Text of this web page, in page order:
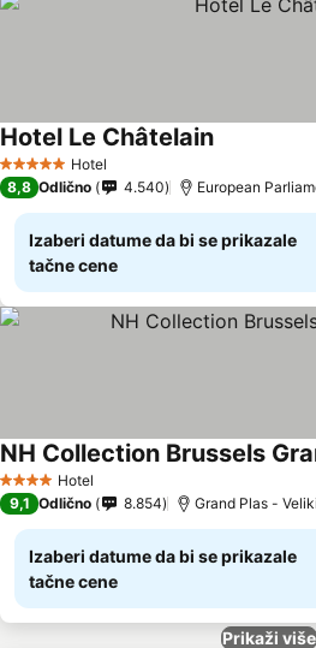
5 ZvezdiceHotel
Hotel Le ChâtelainPogledaj
8,8 Odlično 4.540 European
Izaberi datume da bi se prikazale
tačne cene
4 ZvezdiceHotel
NH Collection Brussels
9,1 Odlično 8.854 Grand Plas -
Izaberi datume da bi se prikazale
tačne cene
Prikaži više